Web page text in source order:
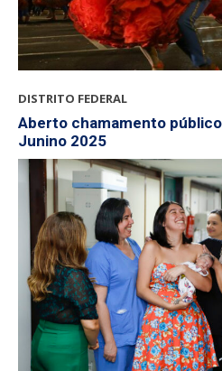
DISTRITO FEDERAL
Aberto chamamento
Junino 2025